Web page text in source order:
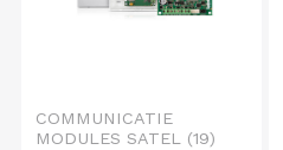
COMMUNICATIE
MODULES SATEL (19)